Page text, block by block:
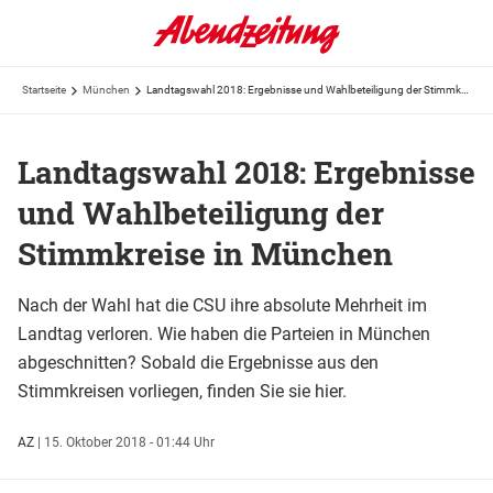
Startseite München
Landtagswahl 2018: Ergebnisse
und Wahlbeteiligung der
Stimmkreise in München
Nach der Wahl hat die CSU ihre absolute Mehrheit im
Landtag verloren. Wie haben die Parteien in München
abgeschnitten? Sobald die Ergebnisse aus den
Stimmkreisen vorliegen, finden Sie sie hier.
AZ | 15. Oktober 2018 - 01:44 Uhr